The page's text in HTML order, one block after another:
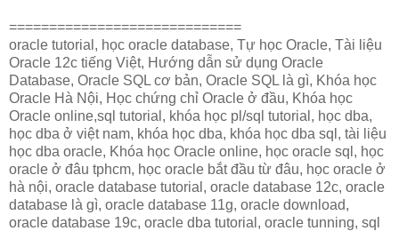
=============================
oracle tutorial, học oracle database, Tự học Oracle, Tài liệu
Oracle 12c tiếng Việt, Hướng dẫn sử dụng Oracle
Database, Oracle SQL cơ bản, Oracle SQL là gì, Khóa học
Oracle Hà Nội, Học chứng chỉ Oracle ở đầu, Khóa học
Oracle online,sql tutorial, khóa học pl/sql tutorial, học dba,
học dba ở việt nam, khóa học dba, khóa học dba sql, tài liệu
học dba oracle, Khóa học Oracle online, học oracle sql, học
oracle ở đâu tphcm, học oracle bắt đầu từ đâu, học oracle ở
hà nội, oracle database tutorial, oracle database 12c, oracle
database là gì, oracle database 11g, oracle download,
oracle database 19c, oracle dba tutorial, oracle tunning, sql